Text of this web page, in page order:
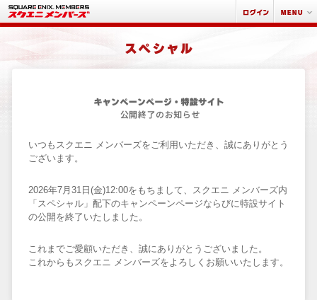
いつもスクエニ メンバーズをご利用いただき、誠にありがとう
ございます。
2026年7月31日(金)12:00をもちまして、スクエニ メンバーズ内
「スペシャル」配下のキャンペーンページならびに特設サイト
の公開を終了いたしました。
これまでご愛顧いただき、誠にありがとうございました。
これからもスクエニ メンバーズをよろしくお願いいたします。